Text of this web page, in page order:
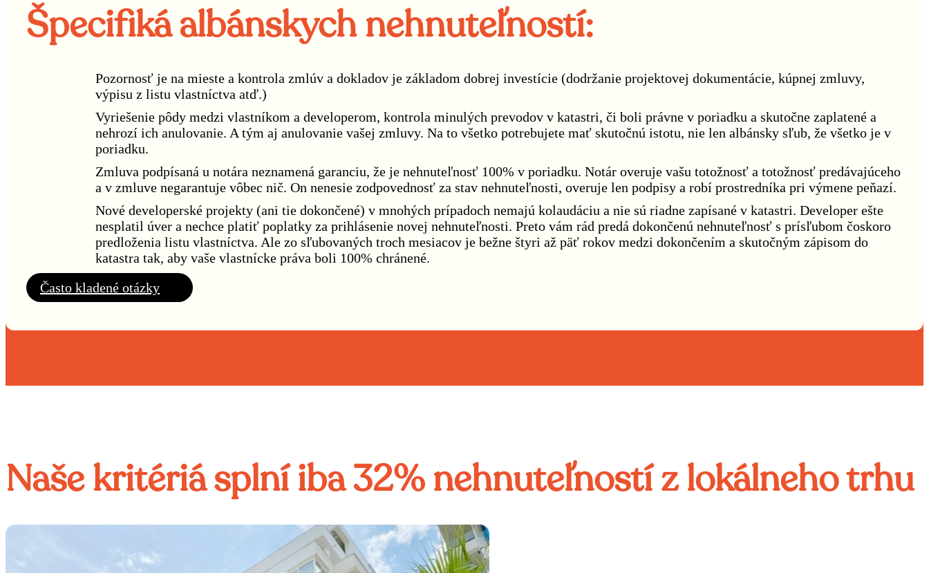
Špecifiká albánskych nehnuteľností:
Pozornosť je na mieste a kontrola zmlúv a dokladov je základom dobrej investície (dodržanie projektovej dokumentácie, kúpnej zmluvy,
výpisu z listu vlastníctva atď.)
Vyriešenie pôdy medzi vlastníkom a developerom, kontrola minulých prevodov v katastri, či boli právne v poriadku a skutočne zaplatené a
nehrozí ich anulovanie. A tým aj anulovanie vašej zmluvy. Na to všetko potrebujete mať skutočnú istotu, nie len albánsky sľub, že všetko je v
poriadku.
Zmluva podpísaná u notára neznamená garanciu, že je nehnuteľnosť 100% v poriadku. Notár overuje vašu totožnosť a totožnosť predávajúceho
a v zmluve negarantuje vôbec nič. On nenesie zodpovednosť za stav nehnuteľnosti, overuje len podpisy a robí prostredníka pri výmene peňazí.
Nové developerské projekty (ani tie dokončené) v mnohých prípadoch nemajú kolaudáciu a nie sú riadne zapísané v katastri. Developer ešte
nesplatil úver a nechce platiť poplatky za prihlásenie novej nehnuteľnosti. Preto vám rád predá dokončenú nehnuteľnosť s prísľubom čoskoro
predloženia listu vlastníctva. Ale zo sľubovaných troch mesiacov je bežne štyri až päť rokov medzi dokončením a skutočným zápisom do
katastra tak, aby vaše vlastnícke práva boli 100% chránené.
Často kladené otázky
Naše kritériá splní iba 32% nehnuteľností z lokálneho trhu